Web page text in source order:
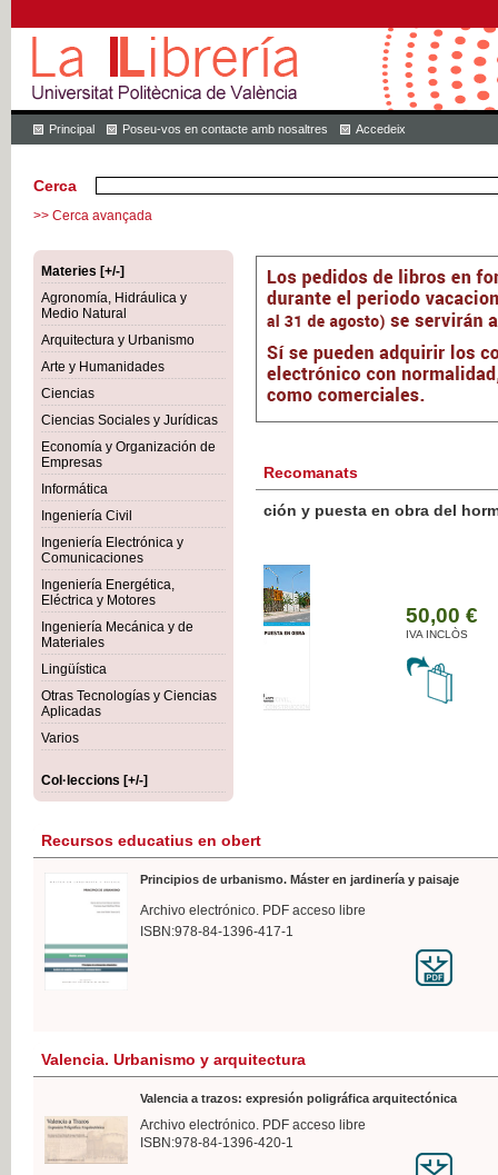
Principal Poseu-vos en contacte amb nosaltres Accedeix
Cerca
>> Cerca avançada
Materies [+/-]
Agronomía, Hidráulica y
Medio Natural
Arquitectura y Urbanismo
Arte y Humanidades
Ciencias
Ciencias Sociales y Jurídicas
Economía y Organización de
Empresas
Informática
Ingeniería Civil
Ingeniería Electrónica y
Comunicaciones
Ingeniería Energética,
Eléctrica y Motores
Ingeniería Mecánica y de
Materiales
Lingüística
Otras Tecnologías y Ciencias
Aplicadas
Varios
Col·leccions [+/-]
Recomanats
Botánica Agroalimentaria
Recursos educatius en obert
Principios de urbanismo. Máster en jardinería y paisaje
Archivo electrónico. PDF acceso libre
ISBN:978-84-1396-417-1
Valencia. Urbanismo y arquitectura
Valencia a trazos: expresión poligráfica arquitectónica
Archivo electrónico. PDF acceso libre
ISBN:978-84-1396-420-1